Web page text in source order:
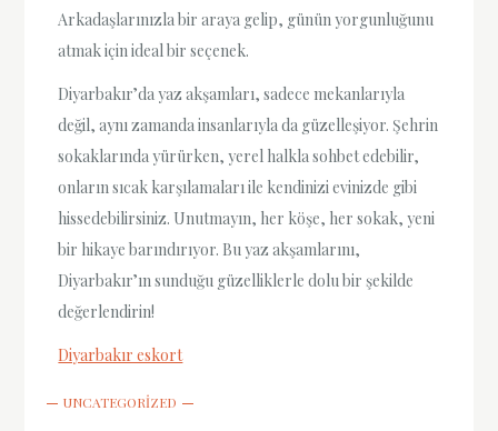
Arkadaşlarınızla bir araya gelip, günün yorgunluğunu
atmak için ideal bir seçenek.
Diyarbakır’da yaz akşamları, sadece mekanlarıyla
değil, aynı zamanda insanlarıyla da güzelleşiyor. Şehrin
sokaklarında yürürken, yerel halkla sohbet edebilir,
onların sıcak karşılamaları ile kendinizi evinizde gibi
hissedebilirsiniz. Unutmayın, her köşe, her sokak, yeni
bir hikaye barındırıyor. Bu yaz akşamlarını,
Diyarbakır’ın sunduğu güzelliklerle dolu bir şekilde
değerlendirin!
Diyarbakır eskort
UNCATEGORIZED